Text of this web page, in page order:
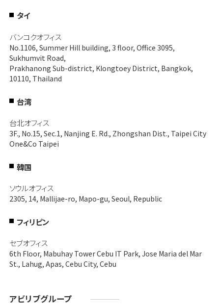
タイ
バンコクオフィス
No.1106, Summer Hill building, 3 floor, Office 3095,
Sukhumvit Road,
Prakhanong Sub-district, Klongtoey District, Bangkok,
10110, Thailand
台湾
台北オフィス
3F., No.15, Sec.1, Nanjing E. Rd., Zhongshan Dist., Taipei City
One&Co Taipei
韓国
ソウルオフィス
2305, 14, Mallijae-ro, Mapo-gu, Seoul, Republic
フィリピン
セブオフィス
6th Floor, Mabuhay Tower Cebu IT Park, Jose Maria del Mar
St., Lahug, Apas, Cebu City, Cebu
アビリブグループ